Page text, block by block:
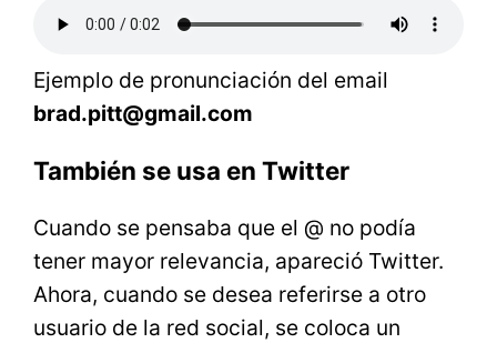
Ejemplo de pronunciación del email
brad.pitt@gmail.com
También se usa en Twitter
Cuando se pensaba que el @ no podía
tener mayor relevancia, apareció Twitter.
Ahora, cuando se desea referirse a otro
usuario de la red social, se coloca un